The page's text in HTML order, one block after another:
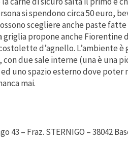
si spendono circa 50 euro,
scegliere anche paste
griglia propone anche
d’agnello. L’ambiente
con due sale interne (una è una
uno spazio esterno dove poter
mai.
43 – Fraz. STERNIGO – 38042